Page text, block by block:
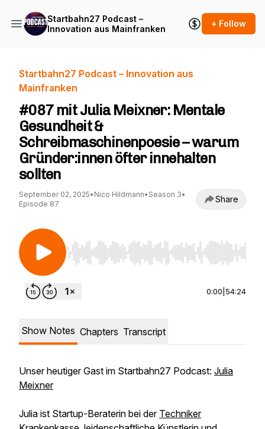
Startbahn27 Podcast –
Innovation aus Mainfranken
+ Follow
Startbahn27 Podcast – Innovation aus
Mainfranken
#087 mit Julia Meixner: Mentale
Gesundheit &
Schreibmaschinenpoesie – warum
Gründer:innen öfter innehalten
sollten
September 02, 2025• Nico Hildmann• Season 3•
Episode 87
Share
Use Left/Right to seek, Home/End to jump to
0:00 54:24
Show Notes Chapters Transcript
Unser heutiger Gast im Startbahn27 Podcast: Julia
Meixner
Julia ist Startup-Beraterin bei der Techniker